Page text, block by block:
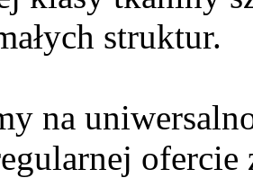
struktur.
na
ofercie